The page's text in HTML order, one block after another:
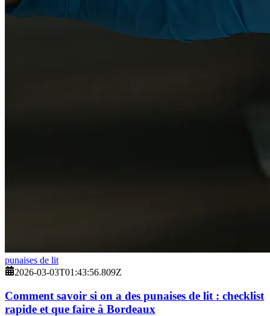
punaises de lit
2026-03-03T01:43:56.809Z
Comment savoir si on a des punaises de lit : checklist
rapide et que faire à Bordeaux